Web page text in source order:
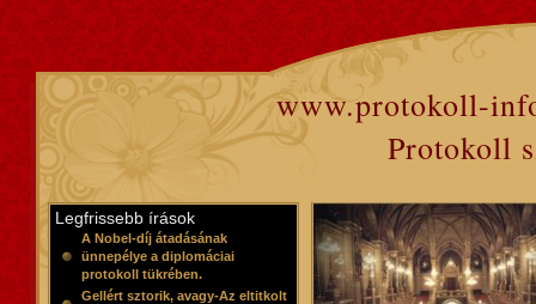
www.protokoll-
Protokoll
Legfrissebb írások
A Nobel-díj átadásának
ünnepélye a diplomáciai
protokoll tükrében.
Gellért sztorik, avagy-Az eltitkolt